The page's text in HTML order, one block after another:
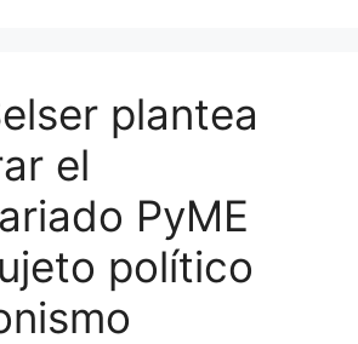
plantea
el
PyME
político